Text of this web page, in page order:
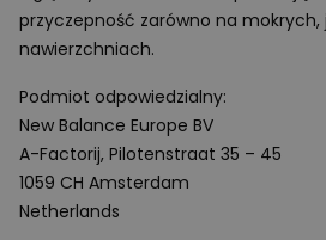
przyczepność zarówno na mokrych,
nawierzchniach.
Podmiot odpowiedzialny:
New Balance Europe BV
A-Factorij, Pilotenstraat 35 – 45
1059 CH Amsterdam
Netherlands